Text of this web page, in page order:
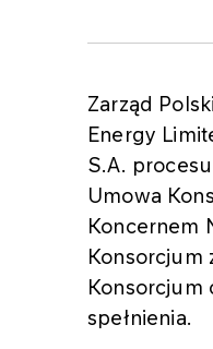
Zarząd
Energy
S.A.
Umowa
Koncernem
Konsorcjum
Konsorcjum
spełnienia.